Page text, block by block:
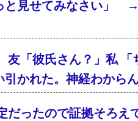
と見せてみなさい」
彼氏さん？」私 「
かれた。神経わからん
定だったので証拠そ